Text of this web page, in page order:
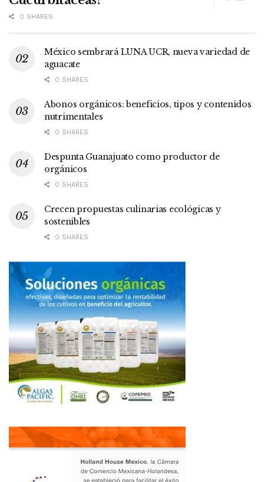
0 SHARES
México sembrará LUNA UCR, nueva variedad de
aguacate
0 SHARES
Abonos orgánicos: beneficios, tipos y contenidos
nutrimentales
0 SHARES
Despunta Guanajuato como productor de
orgánicos
0 SHARES
Crecen propuestas culinarias ecológicas y
sostenibles
0 SHARES